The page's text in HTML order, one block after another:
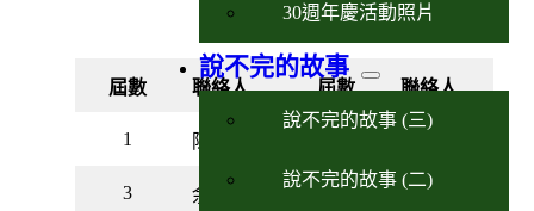
30週年慶活動照片
說不完的故事
說不完的故事 (三)
說不完的故事 (二)
屆數 聯絡人 屆數 聯絡人
1 陳瓊雪
3 余秀瑛 4 李永忠